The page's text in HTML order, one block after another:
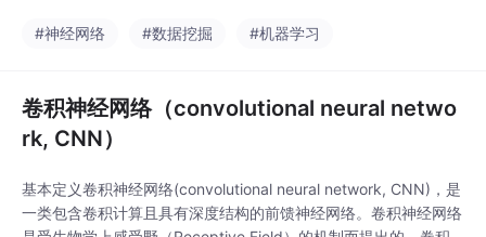
向量，得到建议的合适行为；函数拟合 / 时间序列模型——学习输
#神经网络 #数据挖掘 #机器学习
卷积神经网络（convolutional neural netwo
rk, CNN）
基本定义卷积神经网络(convolutional neural network, CNN)，是
一类包含卷积计算且具有深度结构的前馈神经网络。卷积神经网络